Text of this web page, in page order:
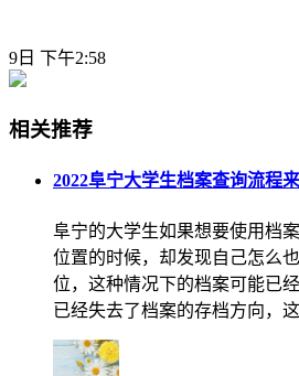
9日 下午2:58
相关推荐
2022阜宁大学生档案查询流程来
阜宁的大学生如果想要使用档
位置的时候，却发现自己怎么
位，这种情况下的档案可能已
已经失去了档案的存档方向，